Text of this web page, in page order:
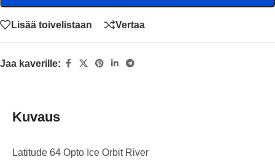
Lisää toivelistaan Vertaa
Jaa kaverille:
Kuvaus
Latitude 64 Opto Ice Orbit River